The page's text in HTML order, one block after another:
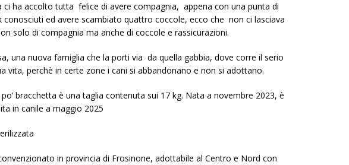
ha accolto tutta felice di avere compagnia, appena con una punta di
conosciuti ed avere scambiato quattro coccole, ecco che non ci lasciava
solo di compagnia ma anche di coccole e rassicurazioni.
una nuova famiglia che la porti via da quella gabbia, dove corre il serio
vita, perchè in certe zone i cani si abbandonano e non si adottano.
bracchetta è una taglia contenuta sui 17 kg. Nata a novembre 2023, è
in canile a maggio 2025
in provincia di Frosinone, adottabile al Centro e Nord con